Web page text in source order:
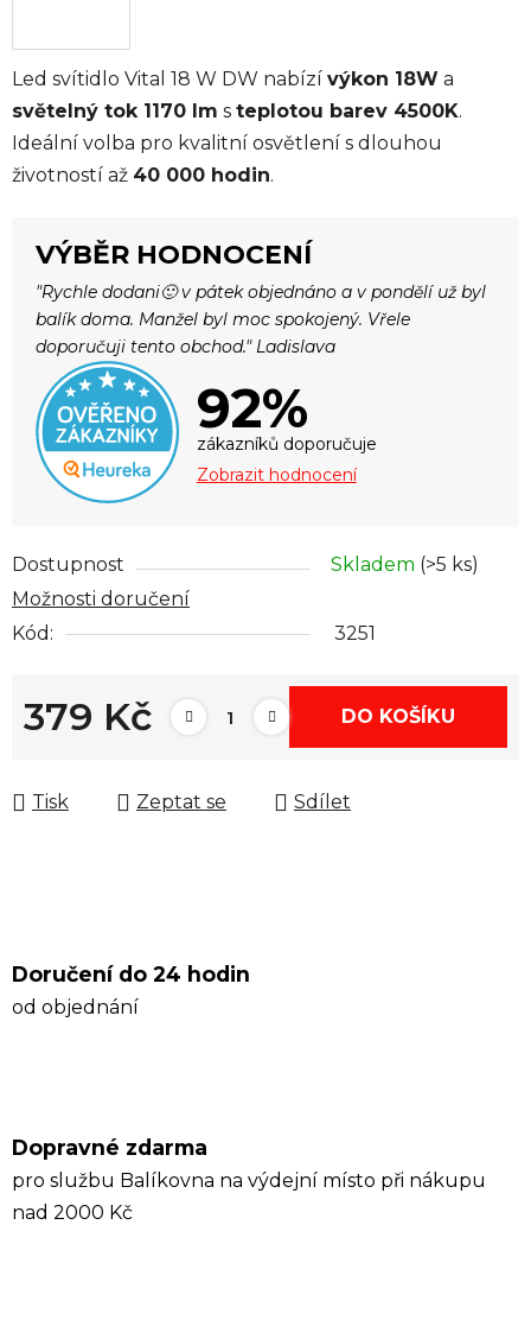
Led svítidlo Vital 18 W DW nabízí výkon 18W a
světelný tok 1170 lm s teplotou barev 4500K.
Ideální volba pro kvalitní osvětlení s dlouhou
životností až 40 000 hodin.
VÝBĚR HODNOCENÍ
"Rychle dodani🙂 v pátek objednáno a v pondělí už byl
balík doma. Manžel byl moc spokojený. Vřele
doporučuji tento obchod." Ladislava
92%
zákazníků doporučuje
Zobrazit hodnocení
Dostupnost Skladem (>5 ks)
Možnosti doručení
Kód:
3251
379 Kč DO KOŠÍKU
Tisk Zeptat se Sdílet
Doručení do 24 hodin
od objednání
Dopravné zdarma
pro službu Balíkovna na výdejní místo při nákupu
nad 2000 Kč